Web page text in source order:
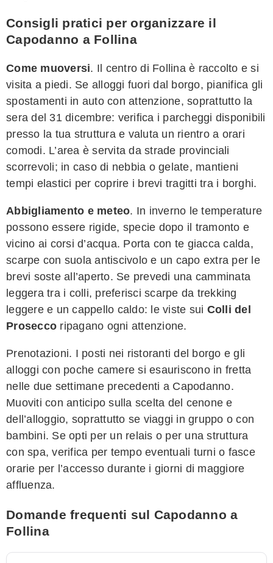
Consigli pratici per organizzare il
Capodanno a Follina
Come muoversi. Il centro di Follina è raccolto e si
visita a piedi. Se alloggi fuori dal borgo, pianifica gli
spostamenti in auto con attenzione, soprattutto la
sera del 31 dicembre: verifica i parcheggi disponibili
presso la tua struttura e valuta un rientro a orari
comodi. L’area è servita da strade provinciali
scorrevoli; in caso di nebbia o gelate, mantieni
tempi elastici per coprire i brevi tragitti tra i borghi.
Abbigliamento e meteo. In inverno le temperature
possono essere rigide, specie dopo il tramonto e
vicino ai corsi d’acqua. Porta con te giacca calda,
scarpe con suola antiscivolo e un capo extra per le
brevi soste all’aperto. Se prevedi una camminata
leggera tra i colli, preferisci scarpe da trekking
leggere e un cappello caldo: le viste sui Colli del
Prosecco ripagano ogni attenzione.
Prenotazioni. I posti nei ristoranti del borgo e gli
alloggi con poche camere si esauriscono in fretta
nelle due settimane precedenti a Capodanno.
Muoviti con anticipo sulla scelta del cenone e
dell’alloggio, soprattutto se viaggi in gruppo o con
bambini. Se opti per un relais o per una struttura
con spa, verifica per tempo eventuali turni o fasce
orarie per l’accesso durante i giorni di maggiore
affluenza.
Domande frequenti sul Capodanno a
Follina